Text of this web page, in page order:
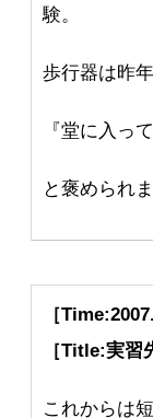
験。
歩行器は昨
『堂に入っ
と褒められ
［
［Title:実習
これからは